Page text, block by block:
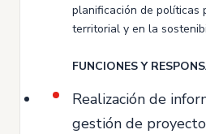
planificación de políticas
territorial y en la
FUNCIONES Y
Realización de
gestión de